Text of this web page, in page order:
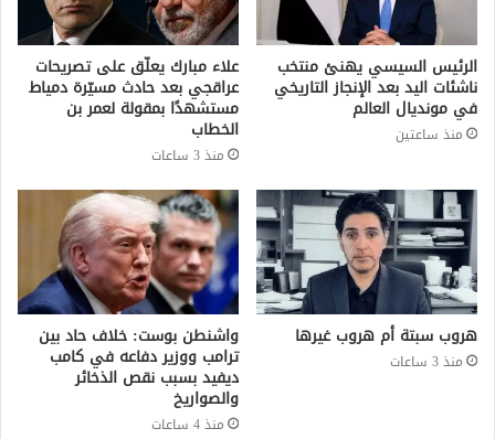
الرئيس السيسي يهنئ منتخب
ناشئات اليد بعد الإنجاز التاريخي
في مونديال العالم
منذ ساعتين
علاء مبارك يعلّق على تصريحات
عراقجي بعد حادث مسيّرة دمياط
مستشهدًا بمقولة لعمر بن
الخطاب
منذ 3 ساعات
هروب سبتة أم هروب غيرها
منذ 3 ساعات
واشنطن بوست: خلاف حاد بين
ترامب ووزير دفاعه في كامب
ديفيد بسبب نقص الذخائر
والصواريخ
منذ 4 ساعات